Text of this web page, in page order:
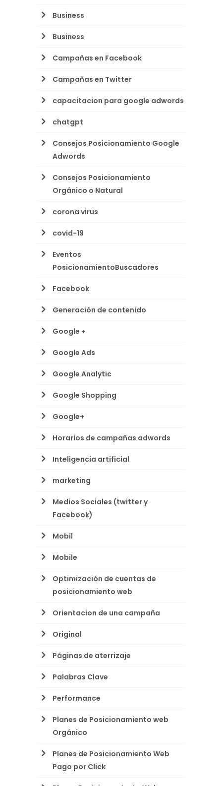
Business
Business
Campañas en Facebook
Campañas en Twitter
capacitacion para google adwords
chatgpt
Consejos Posicionamiento Google
Adwords
Consejos Posicionamiento
Orgánico o Natural
corona virus
covid-19
Eventos
PosicionamientoBuscadores
Facebook
Generación de contenido
Google +
Google Ads
Google Analytic
Google Shopping
Google+
Horarios de campañas adwords
Inteligencia artificial
marketing
Medios Sociales (twitter y
Facebook)
Mobil
Mobile
Optimización de cuentas de
posicionamiento web
Orientacion de una campaña
Original
Páginas de aterrizaje
Palabras Clave
Performance
Planes de Posicionamiento web
Orgánico
Planes de Posicionamiento Web
Pago por Click